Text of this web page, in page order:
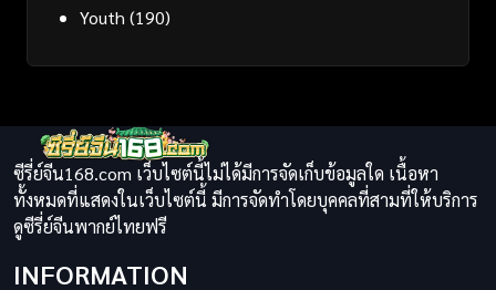
Youth (190)
ซีรี่ย์จีน168.com เว็บไซต์นี้ไม่ได้มีการจัดเก็บข้อมูลใด เนื้อหา
ทั้งหมดที่แสดงในเว็บไซต์นี้ มีการจัดทำโดยบุคคลที่สามที่ให้บริการ
ดูซีรี่ย์จีนพากย์ไทยฟรี
INFORMATION